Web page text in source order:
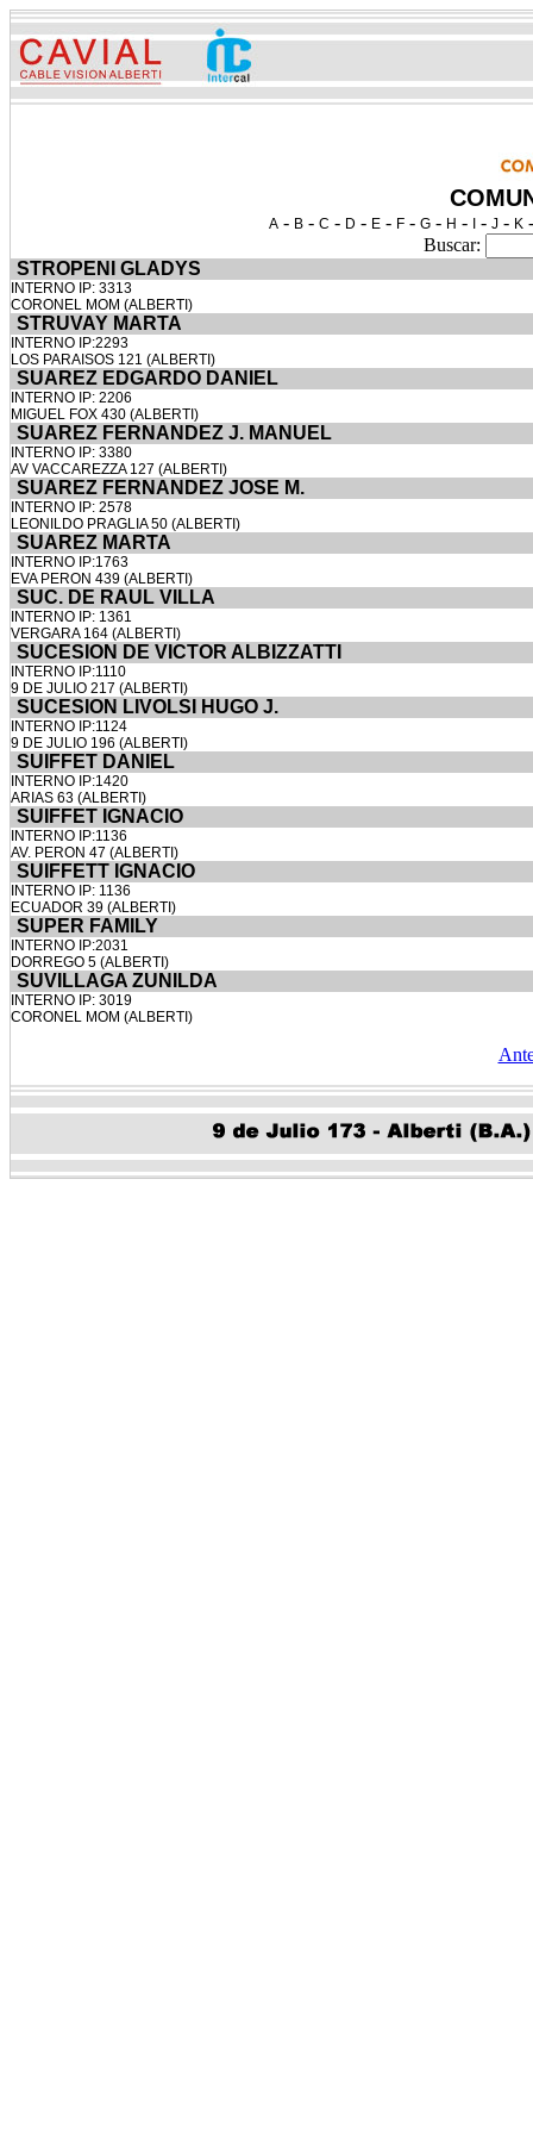
A- B- C - D - E- F- G- H - - J- K
Buscar:
STROPENI GLADYS
INTERNO IP: 3313
CORONEL MOM (ALBERTI)
STRUVAY MARTA
INTERNO IP:2293
LOS PARAISOS 121 (ALBERTI)
SUAREZ EDGARDO DANIEL
INTERNO IP: 2206
MIGUEL FOX 430 (ALBERTI)
SUAREZ FERNANDEZ J. MANUEL
INTERNO IP: 3380
AV VACCAREZZA 127 (ALBERTI)
SUAREZ FERNANDEZ JOSE M.
INTERNO IP: 2578
LEONILDO PRAGLIA 50 (ALBERTI)
SUAREZ MARTA
INTERNO IP:1763
EVA PERON 439 (ALBERTI)
SUC. DE RAUL VILLA
INTERNO IP: 1361
VERGARA 164 (ALBERTI)
SUCESION DE VICTOR ALBIZZATTI
INTERNO IP:1110
9 DE JULIO 217 (ALBERTI)
SUCESION LIVOLSI HUGO J.
INTERNO IP:1124
9 DE JULIO 196 (ALBERTI)
SUIFFET DANIEL
INTERNO IP:1420
ARIAS 63 (ALBERTI)
SUIFFET IGNACIO
INTERNO IP:1136
AV. PERON 47 (ALBERTI)
SUIFFETT IGNACIO
INTERNO IP: 1136
ECUADOR 39 (ALBERTI)
SUPER FAMILY
INTERNO IP:2031
DORREGO 5 (ALBERTI)
SUVILLAGA ZUNILDA
INTERNO IP: 3019
CORONEL MOM (ALBERTI)